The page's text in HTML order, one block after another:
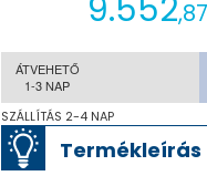
9.552,87
ÁTVEHETŐ
1-3 NAP
SZÁLLÍTÁS 2-4 NAP
Termékleírás